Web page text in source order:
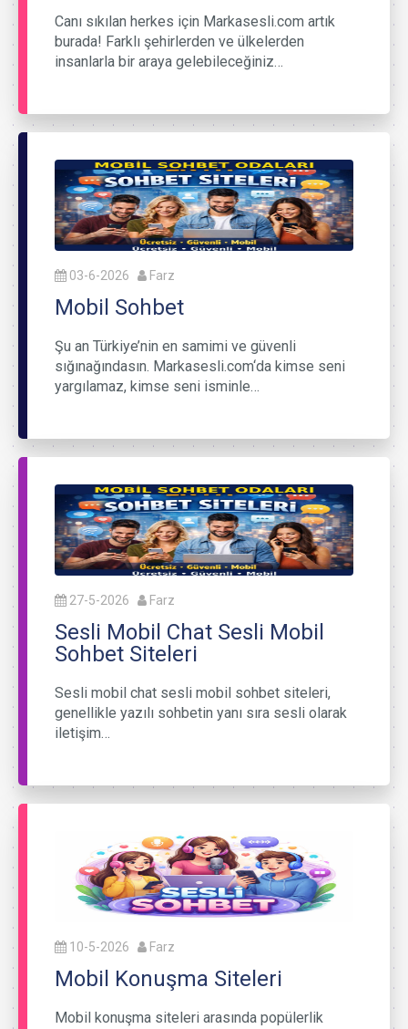
Canı sıkılan herkes için Markasesli.com artık
burada! Farklı şehirlerden ve ülkelerden
insanlarla bir araya gelebileceğiniz…
03-6-2026 Farz
Mobil Sohbet
Şu an Türkiye’nin en samimi ve güvenli
sığınağındasın. Markasesli.com‘da kimse seni
yargılamaz, kimse seni isminle…
27-5-2026 Farz
Sesli Mobil Chat Sesli Mobil
Sohbet Siteleri
Sesli mobil chat sesli mobil sohbet siteleri,
genellikle yazılı sohbetin yanı sıra sesli olarak
iletişim…
10-5-2026 Farz
Mobil Konuşma Siteleri
Mobil konuşma siteleri arasında popülerlik